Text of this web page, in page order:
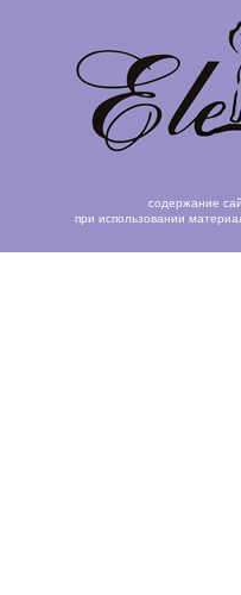
содержание
при использовании